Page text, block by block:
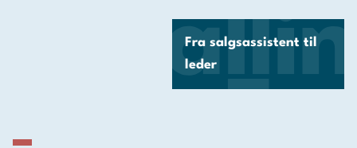
Fra salgsassistent til
leder